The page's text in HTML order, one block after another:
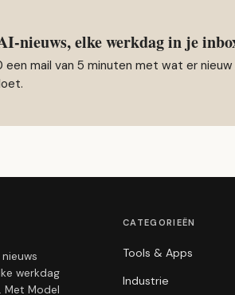
nieuws, elke werkdag in je
een mail van 5 minuten met wat er nieuw
werkdag
Met Model
CATEGORIEËN
Tools & Apps
Industrie